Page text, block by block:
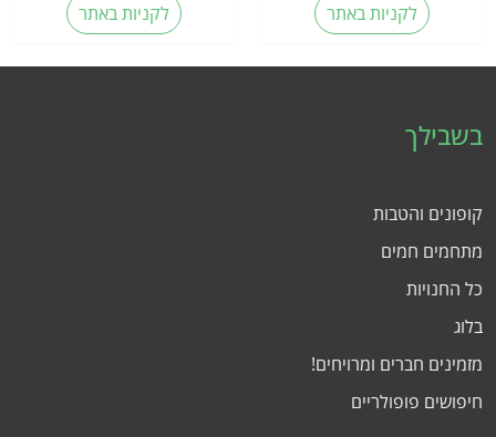
לקניות באתר לקניות באתר
בשבילך
קופונים והטבות
מתחמים חמים
כל החנויות
בלוג
מזמינים חברים ומרויחים!
חיפושים פופולריים